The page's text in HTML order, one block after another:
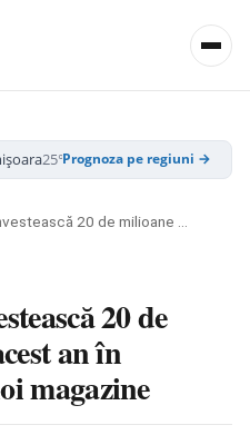
25°/39° ⛈️Cluj-Napoca
Prognoza pe regiuni →
20 de
an în
magazine